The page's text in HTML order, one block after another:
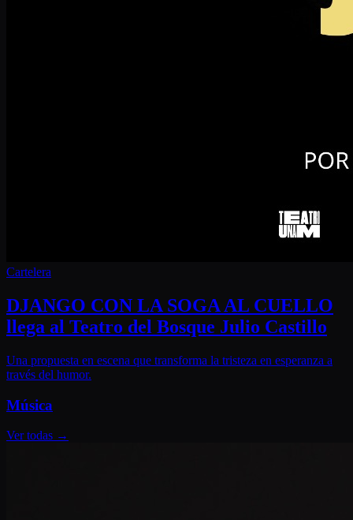
Cartelera
DJANGO CON LA SOGA AL CUELLO
llega al Teatro del Bosque Julio Castillo
Una propuesta en escena que transforma la tristeza en esperanza a
través del humor.
Música
Ver todas →